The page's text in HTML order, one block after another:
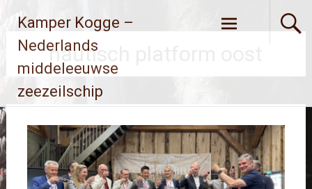
naarKamper Kogge –
Nederlands
middeleeuwse
zeezeilschip
nautisch platform oost